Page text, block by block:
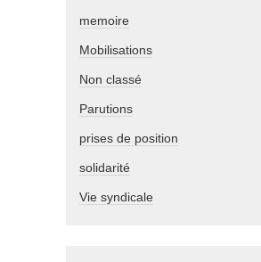
memoire
Mobilisations
Non classé
Parutions
prises de position
solidarité
Vie syndicale